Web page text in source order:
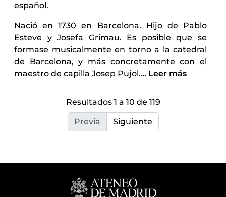
español.
Nació en 1730 en Barcelona. Hijo de Pablo
Esteve y Josefa Grimau. Es posible que se
formase musicalmente en torno a la catedral
de Barcelona, y más concretamente con el
maestro de capilla Josep Pujol.… Leer más
Resultados 1 a 10 de 119
Previa Siguiente